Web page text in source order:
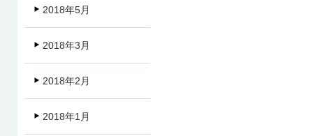
2018年5月
2018年3月
2018年2月
2018年1月